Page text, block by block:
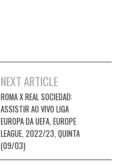
NEXT ARTICLE
ROMA X REAL SOCIEDAD:
ASSISTIR AO VIVO LIGA
EUROPA DA UEFA, EUROPE
LEAGUE, 2022/23, QUINTA
(09/03)